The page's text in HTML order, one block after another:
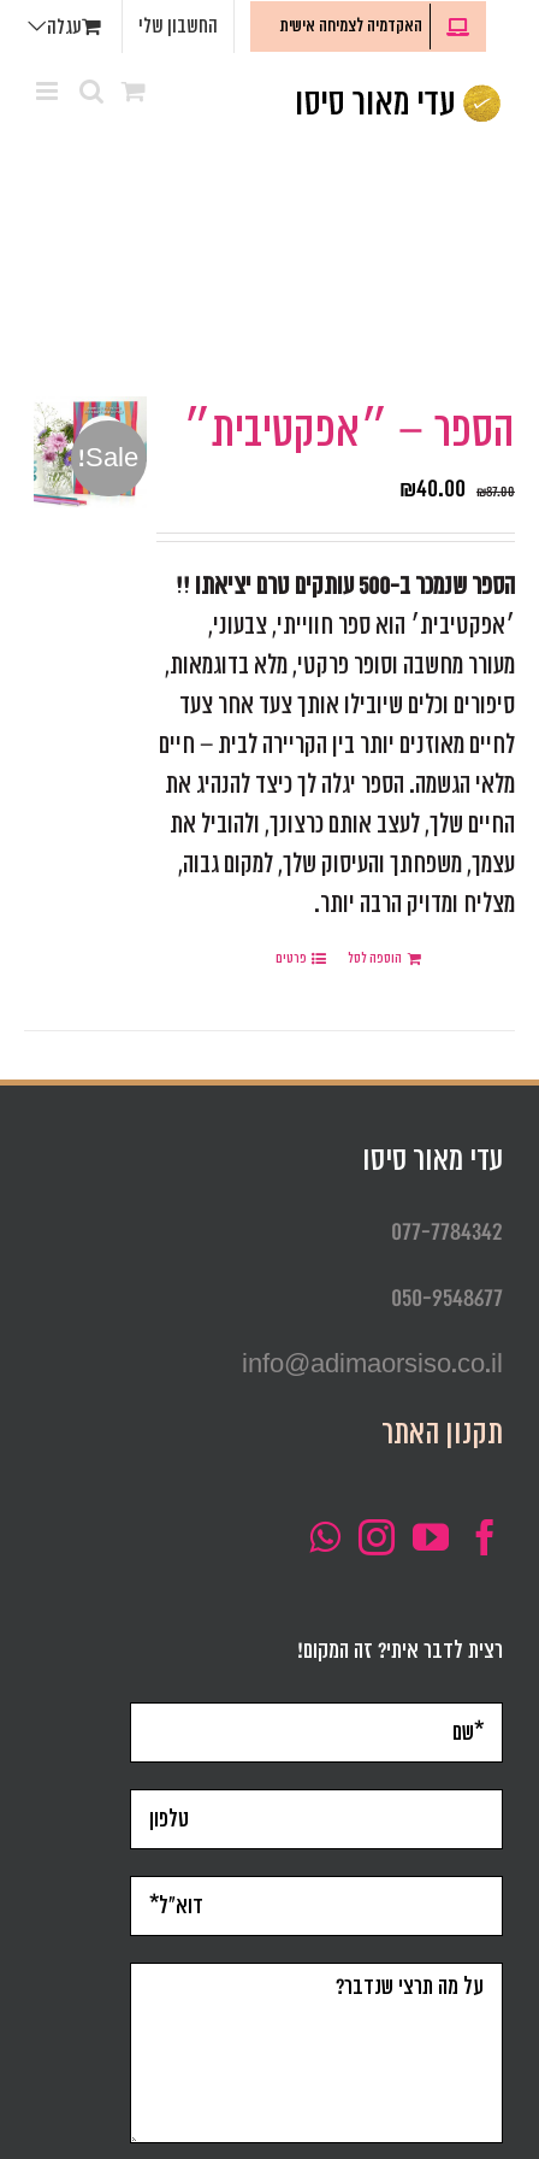
האקדמיה לצמיחה אישית החשבון שלי עגלה
Sale!
הספר – ״אפקטיבית״
₪87.00
₪40.00
הספר שנמכר ב-500 עותקים טרם יציאתו !!
׳אפקטיבית׳ הוא ספר חווייתי, צבעוני,
מעורר מחשבה וסופר פרקטי, מלא בדוגמאות,
סיפורים וכלים שיובילו אותך צעד אחר צעד
לחיים מאוזנים יותר בין הקריירה לבית – חיים
מלאי הגשמה. הספר יגלה לך כיצד להנהיג את
החיים שלך, לעצב אותם כרצונך, ולהוביל את
עצמך, משפחתך והעיסוק שלך, למקום גבוה,
מצליח ומדויק הרבה יותר.
הוספה לסל פרטים
עדי מאור סיסו
077-7784342
050-9548677
info@adimaorsiso.co.il
תקנון האתר
רצית לדבר איתי? זה המקום!